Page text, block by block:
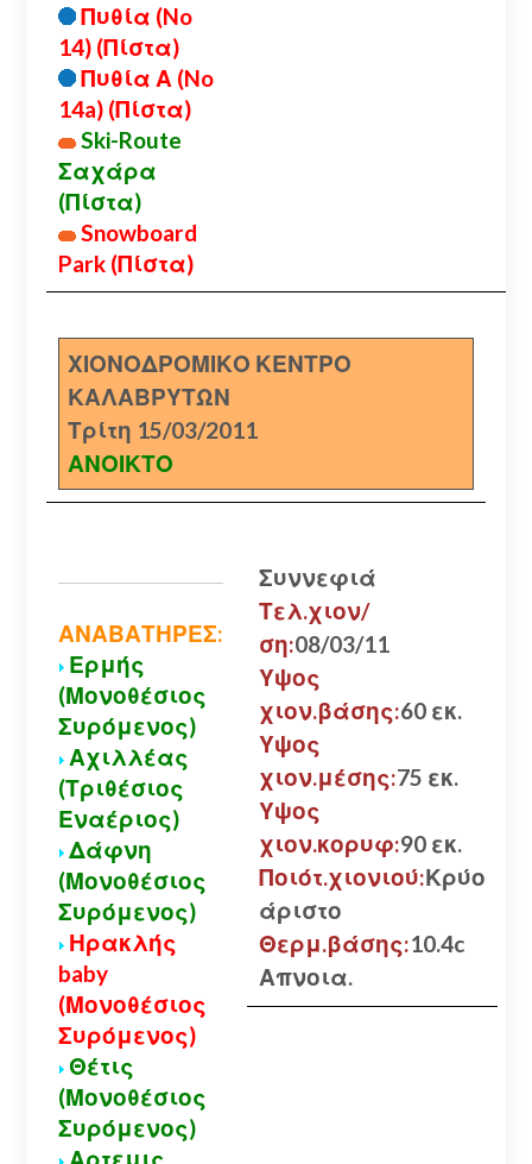
Πυθία (No
14) (Πίστα)
Πυθία Α (No
14a) (Πίστα)
Ski-Route
Σαχάρα
(Πίστα)
Snowboard
Park (Πίστα)
ΧΙΟΝΟΔΡΟΜΙΚΟ ΚΕΝΤΡΟ
ΚΑΛΑΒΡΥΤΩΝ
Τρίτη 15/03/2011
ΑΝΟΙΚΤΟ
ΑΝΑΒΑΤΗΡΕΣ:
Ερμής
(Μονοθέσιος
Συρόμενος)
Αχιλλέας
(Τριθέσιος
Εναέριος)
Δάφνη
(Μονοθέσιος
Συρόμενος)
Ηρακλής
baby
(Μονοθέσιος
Συρόμενος)
Θέτις
(Μονοθέσιος
Συρόμενος)
Αρτεμις
Συννεφιά
Τελ.χιον/
ση:08/03/11
Υψος
χιον.βάσης:60 εκ.
Υψος
χιον.μέσης:75 εκ.
Υψος
χιον.κορυφ:90 εκ.
Ποιότ.χιονιού:Κρύο
άριστο
Θερμ.βάσης:10.4c
Απνοια.